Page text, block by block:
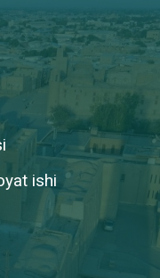
ishi